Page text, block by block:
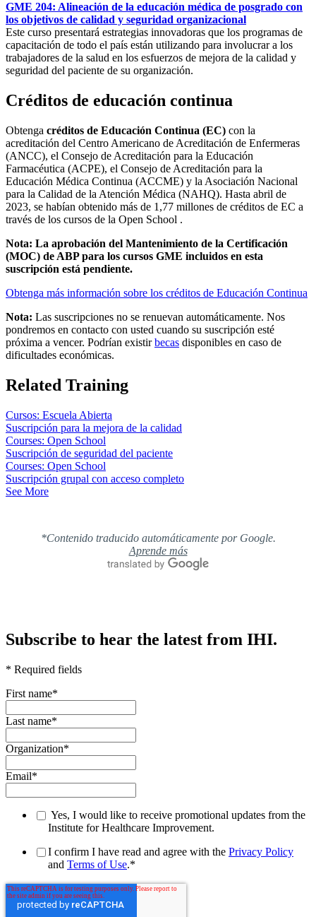
GME 204: Alineación de la educación médica de posgrado con
los objetivos de calidad y seguridad organizacional
Este curso presentará estrategias innovadoras que los programas de
capacitación de todo el país están utilizando para involucrar a los
trabajadores de la salud en los esfuerzos de mejora de la calidad y
seguridad del paciente de su organización.
Créditos de educación continua
Obtenga créditos de Educación Continua (EC) con la
acreditación del Centro Americano de Acreditación de Enfermeras
(ANCC), el Consejo de Acreditación para la Educación
Farmacéutica (ACPE), el Consejo de Acreditación para la
Educación Médica Continua (ACCME) y la Asociación Nacional
para la Calidad de la Atención Médica (NAHQ). Hasta abril de
2023, se habían obtenido más de 1,77 millones de créditos de EC a
través de los cursos de la Open School .
Nota: La aprobación del Mantenimiento de la Certificación
(MOC) de ABP para los cursos GME incluidos en esta
suscripción está pendiente.
Obtenga más información sobre los créditos de Educación Continua
Nota: Las suscripciones no se renuevan automáticamente. Nos
pondremos en contacto con usted cuando su suscripción esté
próxima a vencer. Podrían existirbecas disponibles en caso de
dificultades económicas.
Related Training
Cursos: Escuela Abierta
Suscripción para la mejora de la calidad
Courses: Open School
Suscripción de seguridad del paciente
Courses: Open School
Suscripción grupal con acceso completo
See More
*Contenido traducido automáticamente por Google.
Aprende más
Subscribe to hear the latest from IHI.
* Required fields
First name*
Last name*
Organization*
Email*
Yes, I would like to receive promotional updates from the
Institute for Healthcare Improvement.
I confirm I have read and agree with the Privacy Policy
and Terms of Use.*